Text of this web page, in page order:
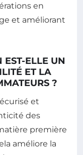
en
et améliorant
ELLE UN
ET LA
?
et
des
première
améliore la